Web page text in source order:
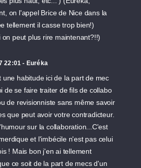
on l'appel Brice de Nice dans la
tellement il casse trop bien!)
on peut plus rire maintenant?!!)
22:01 - Euréka
une habitude ici de la part de mec
de se faire traiter de fils de collabo
de revisionniste sans même savoir
que peut avoir votre contradicteur.
sur la collaboration...C'est
et l'imbécile n'est pas celui
! Mais bon j'en ai tellement
ce soit de la part de mecs d'un